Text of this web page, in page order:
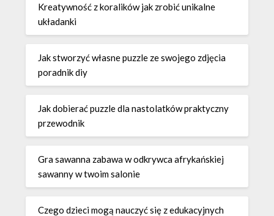
Kreatywność z koralików jak zrobić unikalne
układanki
Jak stworzyć własne puzzle ze swojego zdjęcia
poradnik diy
Jak dobierać puzzle dla nastolatków praktyczny
przewodnik
Gra sawanna zabawa w odkrywca afrykańskiej
sawanny w twoim salonie
Czego dzieci mogą nauczyć się z edukacyjnych